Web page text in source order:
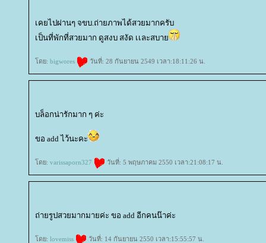
เคยไปผ่านๆ จขบ.ถ่ายภาพได้สวยมากครับ
เป็นที่พักที่สวยมาก ดูสงบ สงัด เเละสบา
ดย: bigwores วันที่: 28 กันยายน 2549 เวลา:18:11:26 น.
บล็อกน่ารักมาก ๆ ค่ะ
ขอ add ไว้นะคะ
ดย: varissaporn327 วันที่: 5 พฤษภาคม 2550 เวลา:21:08:17 น.
ถ่ายรูปสวยมากมายค่ะ ขอ add อีกคนน๊าค่ะ
ดย: lovemiss วันที่: 14 กันยายน 2550 เวลา:15:55:57 น.